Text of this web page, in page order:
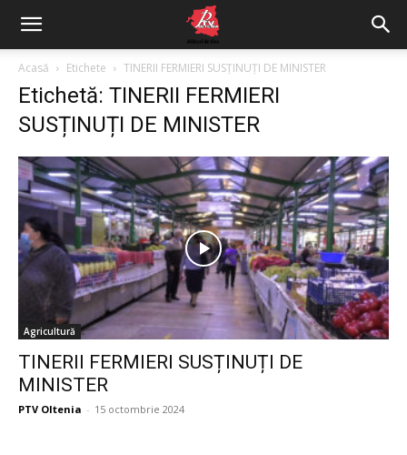
Acasă Etichete TINERII FERMIERI SUSȚINUȚI DE MINISTER
Etichetă: TINERII FERMIERI
SUSȚINUȚI DE MINISTER
Agricultură
TINERII FERMIERI SUSȚINUȚI DE
MINISTER
PTV Oltenia - 15 octombrie 2024